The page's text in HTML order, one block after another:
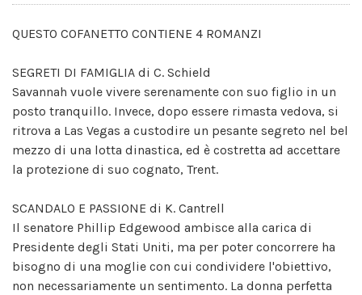
QUESTO COFANETTO CONTIENE 4 ROMANZI
SEGRETI DI FAMIGLIA di C. Schield
Savannah vuole vivere serenamente con suo figlio in un
posto tranquillo. Invece, dopo essere rimasta vedova, si
ritrova a Las Vegas a custodire un pesante segreto nel bel
mezzo di una lotta dinastica, ed è costretta ad accettare
la protezione di suo cognato, Trent.
SCANDALO E PASSIONE di K. Cantrell
Il senatore Phillip Edgewood ambisce alla carica di
Presidente degli Stati Uniti, ma per poter concorrere ha
bisogno di una moglie con cui condividere l'obiettivo,
non necessariamente un sentimento. La donna perfetta